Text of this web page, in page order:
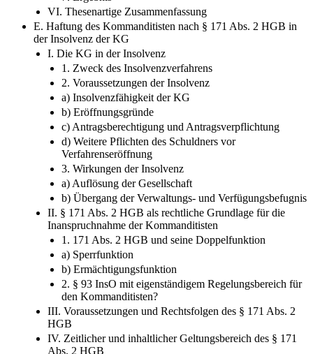
VI. Thesenartige Zusammenfassung
E. Haftung des Kommanditisten nach § 171 Abs. 2 HGB in
der Insolvenz der KG
I. Die KG in der Insolvenz
1. Zweck des Insolvenzverfahrens
2. Voraussetzungen der Insolvenz
a) Insolvenzfähigkeit der KG
b) Eröffnungsgründe
c) Antragsberechtigung und Antragsverpflichtung
d) Weitere Pflichten des Schuldners vor
Verfahrenseröffnung
3. Wirkungen der Insolvenz
a) Auflösung der Gesellschaft
b) Übergang der Verwaltungs-​ und Verfügungsbefugnis
II. § 171 Abs. 2 HGB als rechtliche Grundlage für die
Inanspruchnahme der Kommanditisten
1. 171 Abs. 2 HGB und seine Doppelfunktion
a) Sperrfunktion
b) Ermächtigungsfunktion
2. § 93 InsO mit eigenständigem Regelungsbereich für
den Kommanditisten?
III. Voraussetzungen und Rechtsfolgen des § 171 Abs. 2
HGB
IV. Zeitlicher und inhaltlicher Geltungsbereich des § 171
Abs. 2 HGB